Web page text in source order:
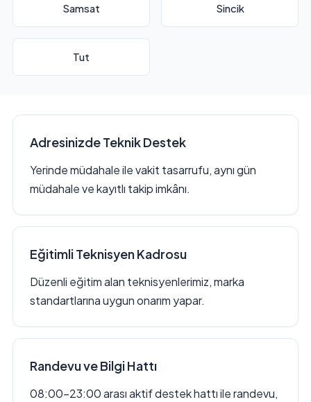
Samsat Sincik
Tut
Adresinizde Teknik Destek
Yerinde müdahale ile vakit tasarrufu, aynı gün
müdahale ve kayıtlı takip imkânı.
Eğitimli Teknisyen Kadrosu
Düzenli eğitim alan teknisyenlerimiz, marka
standartlarına uygun onarım yapar.
Randevu ve Bilgi Hattı
08:00–23:00 arası aktif destek hattı ile randevu,